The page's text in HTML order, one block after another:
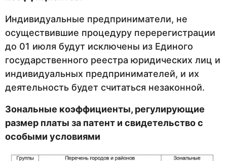
Индивидуальные предприниматели, не
осуществившие процедуру перерегистрации
до 01 июля будут исключены из Единого
государственного реестра юридических лиц и
индивидуальных предпринимателей, и их
деятельность будет считаться незаконной.
Зональные коэффициенты, регулирующие
размер платы за патент и свидетельство с
особыми условиями